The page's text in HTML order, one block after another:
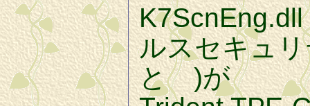
ルスセキュ
と )が